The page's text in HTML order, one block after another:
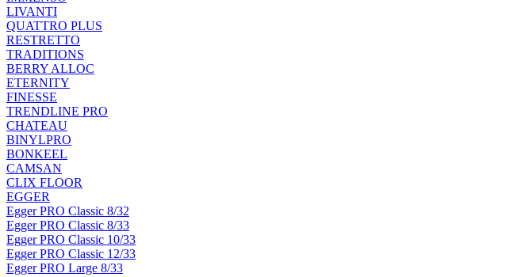
LIVANTI
QUATTRO PLUS
RESTRETTO
TRADITIONS
BERRY ALLOC
ETERNITY
FINESSE
TRENDLINE PRO
CHATEAU
BINYLPRO
BONKEEL
CAMSAN
CLIX FLOOR
EGGER
Egger PRO Classic 8/32
Egger PRO Classic 8/33
Egger PRO Classic 10/33
Egger PRO Classic 12/33
Egger PRO Large 8/33